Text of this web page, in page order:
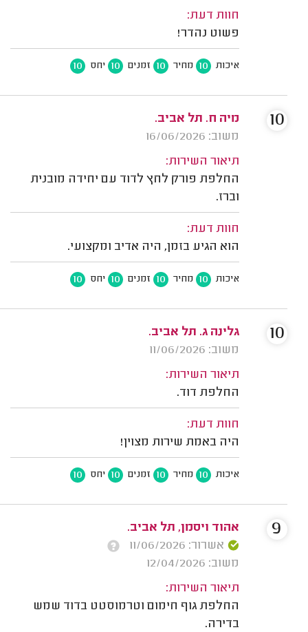
חוות דעת:
פשוט נהדר!
איכות 10 מחיר 10 זמנים 10 יחס 10
מיה ח. תל אביב.
משוב: 16/06/2026
תיאור השירות:
החלפת פורק לחץ לדוד עם יחידה מובנית
וברז.
חוות דעת:
הוא הגיע בזמן, היה אדיב ומקצועי.
איכות 10 מחיר 10 זמנים 10 יחס 10
10
גלינה ג. תל אביב.
משוב: 11/06/2026
תיאור השירות:
החלפת דוד.
חוות דעת:
היה באמת שירות מצוין!
איכות 10 מחיר 10 זמנים 10 יחס 10
10
אהוד ויסמן, תל אביב.
אשרור: 11/06/2026
משוב: 12/04/2026
תיאור השירות:
החלפת גוף חימום וטרמוסטט בדוד שמש
בדירה.
9